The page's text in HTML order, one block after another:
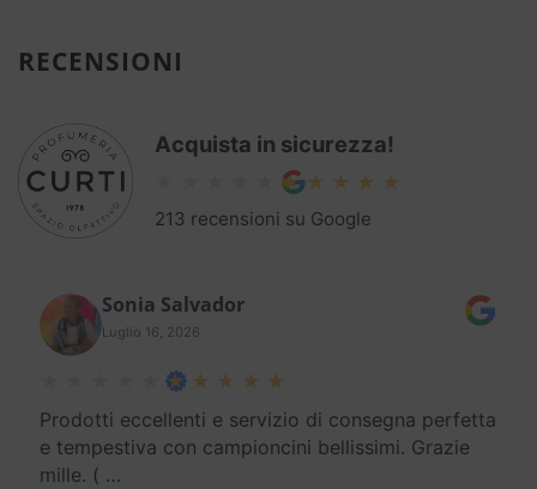
RECENSIONI
Acquista in sicurezza!
213 recensioni su Google
Sonia Salvador
Luglio 16, 2026
Prodotti eccellenti e servizio di consegna perfetta
e tempestiva con campioncini bellissimi. Grazie
mille. ( …